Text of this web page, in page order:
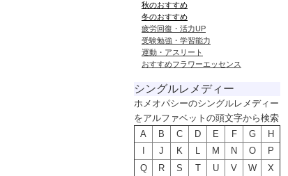
秋のおすすめ
冬のおすすめ
疲労回復・活力UP
受験勉強・学習能力
運動・アスリート
おすすめフラワーエッセンス
シングルレメディー
ホメオパシーのシングルレメディー
をアルファベットの頭文字から検索
A
B C D E F G
H
J K L M N O
P
Q
R S T U V W
X